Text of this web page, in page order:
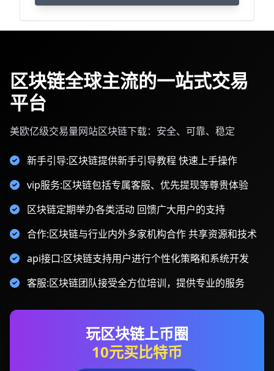
区块链全球主流的一站式交易
平台
美欧亿级交易量网站区块链下载：安全、可靠、稳定
新手引导:区块链提供新手引导教程 快速上手操作
vip服务:区块链包括专属客服、优先提现等尊贵体验
区块链定期举办各类活动 回馈广大用户的支持
合作:区块链与行业内外多家机构合作 共享资源和技术
api接口:区块链支持用户进行个性化策略和系统开发
客服:区块链团队接受全方位培训，提供专业的服务
玩区块链上币圈
10元买比特币